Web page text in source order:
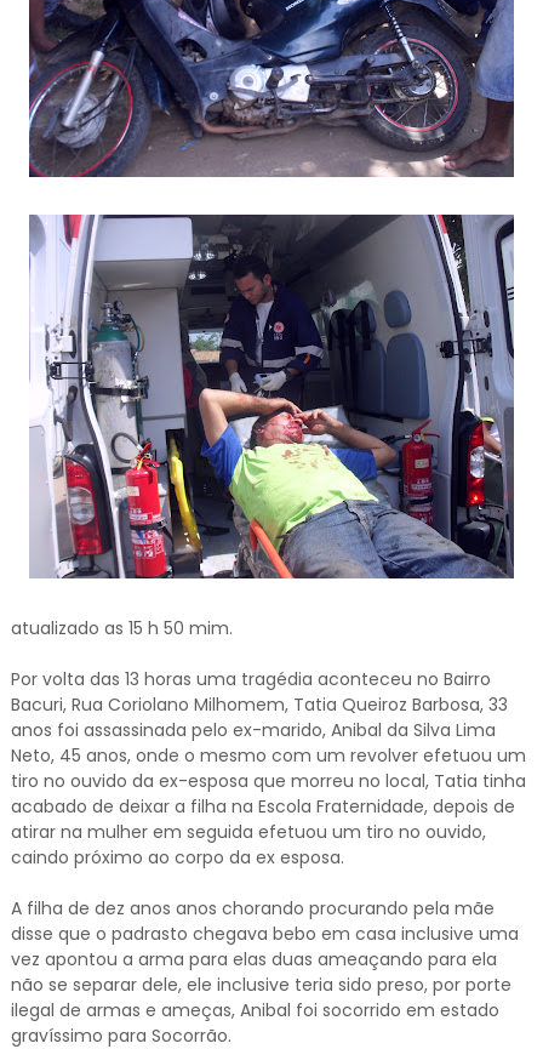
atualizado as 15 h 50 mim.
Por volta das 13 horas uma tragédia aconteceu no Bairro
Bacuri, Rua Coriolano Milhomem, Tatia Queiroz Barbosa, 33
anos foi assassinada pelo ex-marido, Anibal da Silva Lima
Neto, 45 anos, onde o mesmo com um revolver efetuou um
tiro no ouvido da ex-esposa que morreu no local, Tatia tinha
acabado de deixar a filha na Escola Fraternidade, depois de
atirar na mulher em seguida efetuou um tiro no ouvido,
caindo próximo ao corpo da ex esposa.
A filha de dez anos anos chorando procurando pela mãe
disse que o padrasto chegava bebo em casa inclusive uma
vez apontou a arma para elas duas ameaçando para ela
não se separar dele, ele inclusive teria sido preso, por porte
ilegal de armas e ameças, Anibal foi socorrido em estado
gravíssimo para Socorrão.